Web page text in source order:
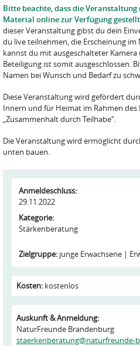
Bitte beachte, dass die
Material online zur Verfügung
dieser Veranstaltung gibst du dein
du live teilnehmen, die Erscheinung
kannst du mit ausgeschalteter
Beteiligung ist somit ausgeschlossen.
Namen bei Wunsch und Bedarf zu
Diese Veranstaltung wird gefördert
Innern und für Heimat im Rahmen
„Zusammenhalt durch Teilhabe“.
Die Veranstaltung wird ermöglicht
unten bauen.
Anmeldeschluss:
29.11.2022
Kategorie:
Stärkenberatung
Zielgruppe: junge Erwachsene
Kosten: kostenlos
Auskunft & Anmeldung:
NaturFreunde Brandenburg
staerkenberatung@naturfreunde-